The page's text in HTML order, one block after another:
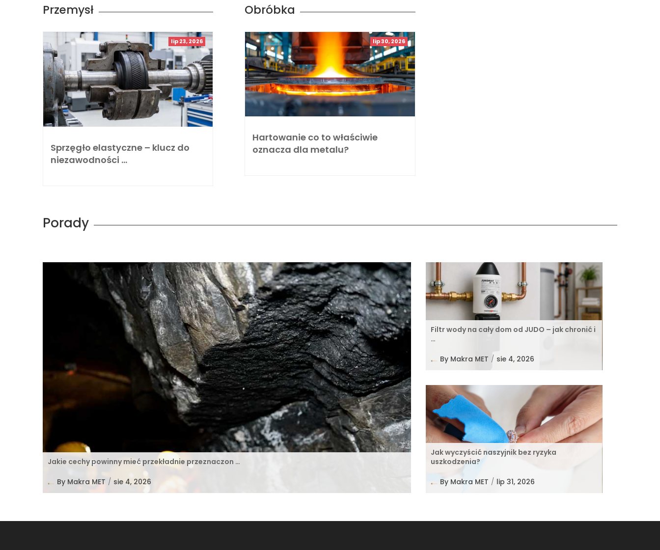
Przemysł
lip 23, 2026
Sprzęgło elastyczne – klucz do
niezawodności …
Obróbka
lip 30, 2026
Hartowanie co to właściwie
oznacza dla metalu?
Porady
Jakie cechy powinny mieć przekładnie przeznaczon …
By Makra MET / sie 4, 2026
Filtr wody na cały dom od JUDO – jak chronić i
…
By Makra MET / sie 4, 2026
Jak wyczyścić naszyjnik bez ryzyka
uszkodzenia?
By Makra MET / lip 31, 2026